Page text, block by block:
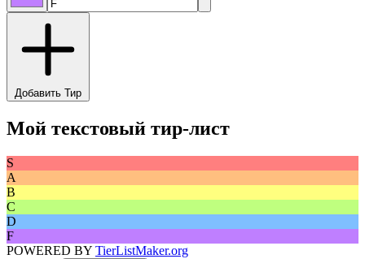
Добавить Тир
Мой текстовый тир-лист
S
A
B
C
D
F
POWERED BY TierListMaker.org